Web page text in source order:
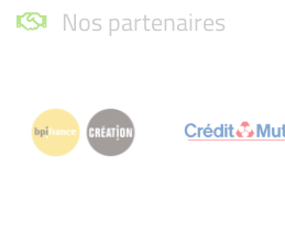
Nos partenaires